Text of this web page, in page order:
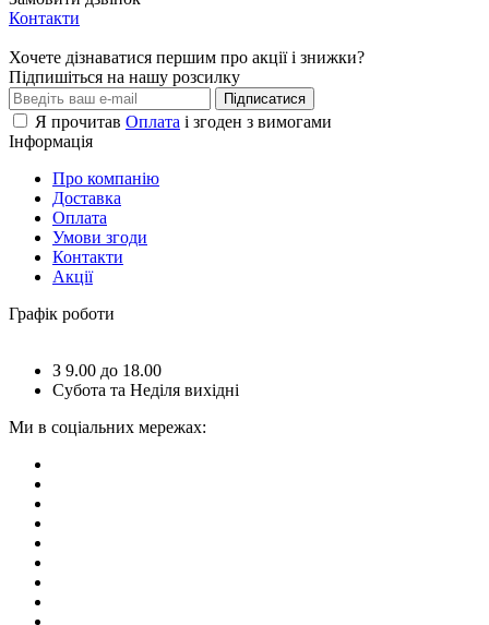
Контакти
Хочете дізнаватися першим про акції і знижки?
Підпишіться на нашу розсилку
Підписатися
Я прочитав Оплата і згоден з вимогами
Інформація
Про компанію
Доставка
Оплата
Умови згоди
Контакти
Акції
Графік роботи
З 9.00 до 18.00
Субота та Неділя вихідні
Ми в соціальних мережах: